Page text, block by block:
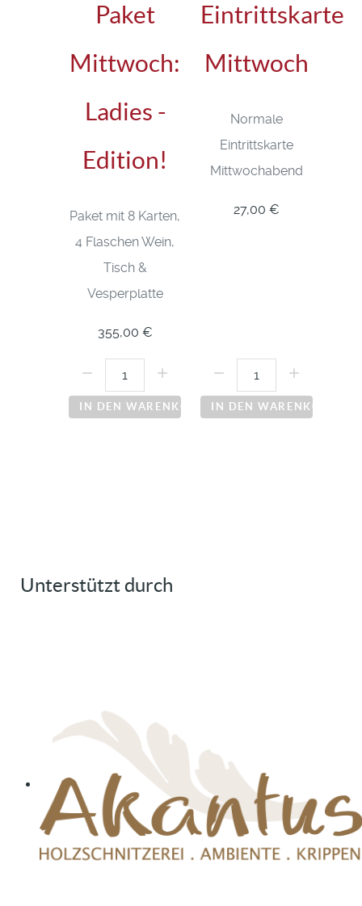
Paket
Mittwoch:
Ladies -
Edition!
Paket mit 8 Karten,
4 Flaschen Wein,
Tisch &
Vesperplatte
355,00 €
Menge:
IN DEN WARENKORB
Eintrittskarte
Mittwoch
Normale
Eintrittskarte
Mittwochabend
27,00 €
Menge:
IN DEN WARENKORB
Unterstützt durch